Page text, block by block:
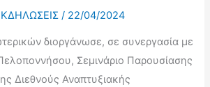
/ 22/04/2024
διοργάνωσε, σε συνεργασία με
Σεμινάριο Παρουσίασης
Διεθνούς Αναπτυξιακής